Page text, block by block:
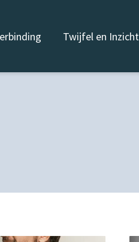
Twijfel en Inzicht